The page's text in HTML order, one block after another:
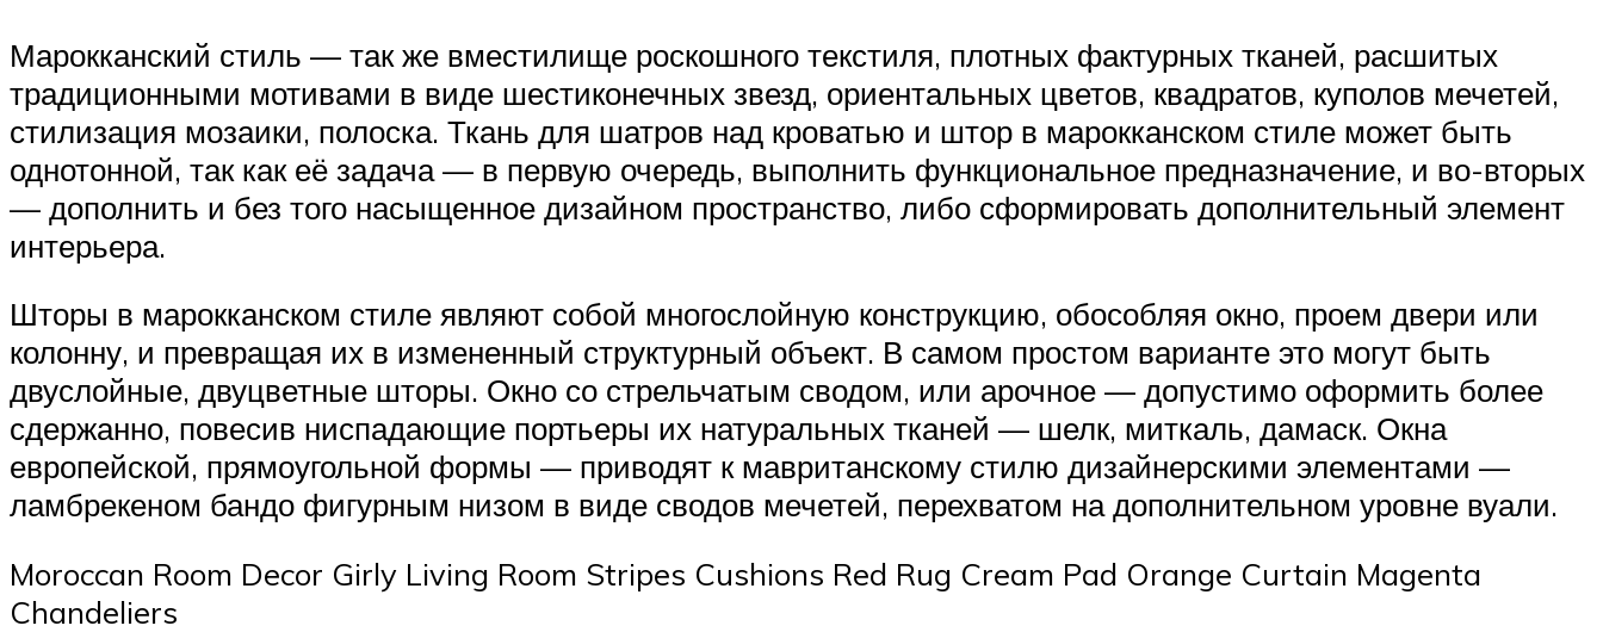
Меню
Марокканский стиль — так же вместилище роскошного текстиля, плотных фактурных тканей, расшитых
традиционными мотивами в виде шестиконечных звезд, ориентальных цветов, квадратов, куполов мечетей,
стилизация мозаики, полоска. Ткань для шатров над кроватью и штор в марокканском стиле может быть
однотонной, так как её задача — в первую очередь, выполнить функциональное предназначение, и во-вторых
— дополнить и без того насыщенное дизайном пространство, либо сформировать дополнительный элемент
интерьера.
Шторы в марокканском стиле являют собой многослойную конструкцию, обособляя окно, проем двери или
колонну, и превращая их в измененный структурный объект. В самом простом варианте это могут быть
двуслойные, двуцветные шторы. Окно со стрельчатым сводом, или арочное — допустимо оформить более
сдержанно, повесив ниспадающие портьеры их натуральных тканей — шелк, миткаль, дамаск. Окна
европейской, прямоугольной формы — приводят к мавританскому стилю дизайнерскими элементами —
ламбрекеном бандо фигурным низом в виде сводов мечетей, перехватом на дополнительном уровне вуали.
Moroccan Room Decor Girly Living Room Stripes Cushions Red Rug Cream Pad Orange Curtain Magenta
Chandeliers